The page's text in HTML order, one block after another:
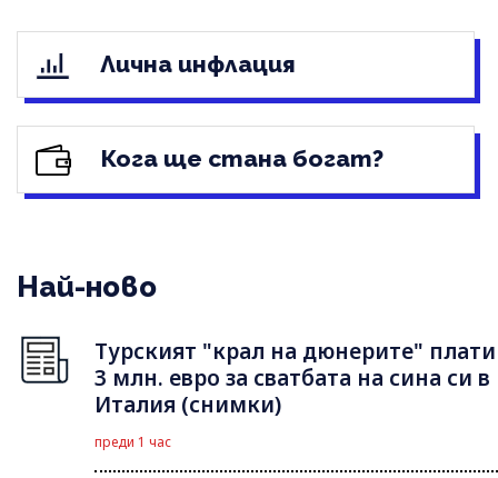
Лична инфлация
Кога ще стана богат?
Най-ново
Турският "крал на дюнерите" плати
3 млн. евро за сватбата на сина си в
Италия (снимки)
преди 1 час